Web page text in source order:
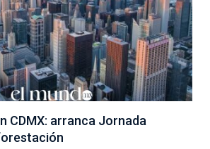
CDMX: arranca Jornada